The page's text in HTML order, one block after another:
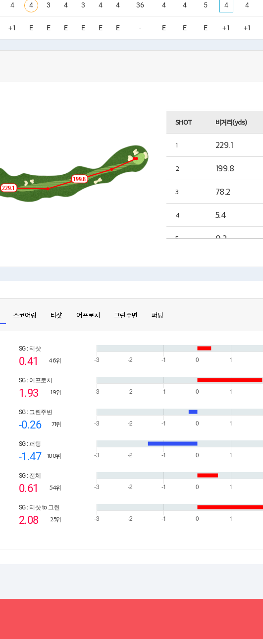
4 4 3 4 3 4 4 36 4 4 5 4 4
+1 E E E E E E - E E E +1 +1
229.1
199.8
SHOT 비거리(yds)
1 229.1
2 199.8
3 78.2
4 5.4
5 0.2
스코어링 티샷 어프로치 그린주변 퍼팅
SG : 티샷
0.41 46위
SG : 어프로치
1.93 19위
SG : 그린주변
-0.26 71위
SG : 퍼팅
-1.47 100위
SG : 전체
0.61 54위
SG : 티샷 to 그린
2.08 25위